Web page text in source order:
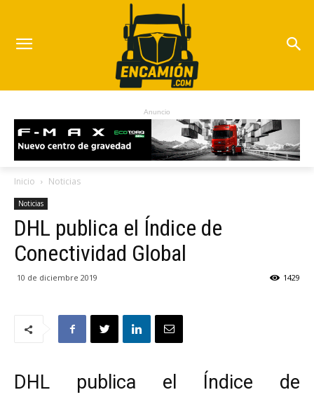
Anuncio
Inicio Noticias
Noticias
DHL publica el Índice de
Conectividad Global
10 de diciembre 2019 1429
DHL publica el Índice de